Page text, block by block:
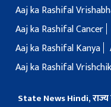
Aaj ka Rashifal
Aaj ka Rashifal Cancer
Aaj ka Rashifal Kanya
Aaj ka Rashifal Vrishchik
State News Hindi, राज्य